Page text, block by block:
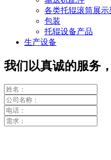
各类托辊滚筒展示
包装
托辊设备产品
生产设备
我们以真诚的服务